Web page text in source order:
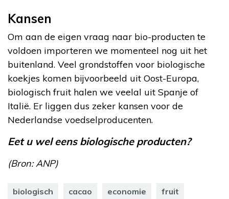
Kansen
Om aan de eigen vraag naar bio-producten te
voldoen importeren we momenteel nog uit het
buitenland. Veel grondstoffen voor biologische
koekjes komen bijvoorbeeld uit Oost-Europa,
biologisch fruit halen we veelal uit Spanje of
Italië. Er liggen dus zeker kansen voor de
Nederlandse voedselproducenten.
Eet u wel eens biologische producten?
(Bron: ANP)
biologisch cacao economie fruit